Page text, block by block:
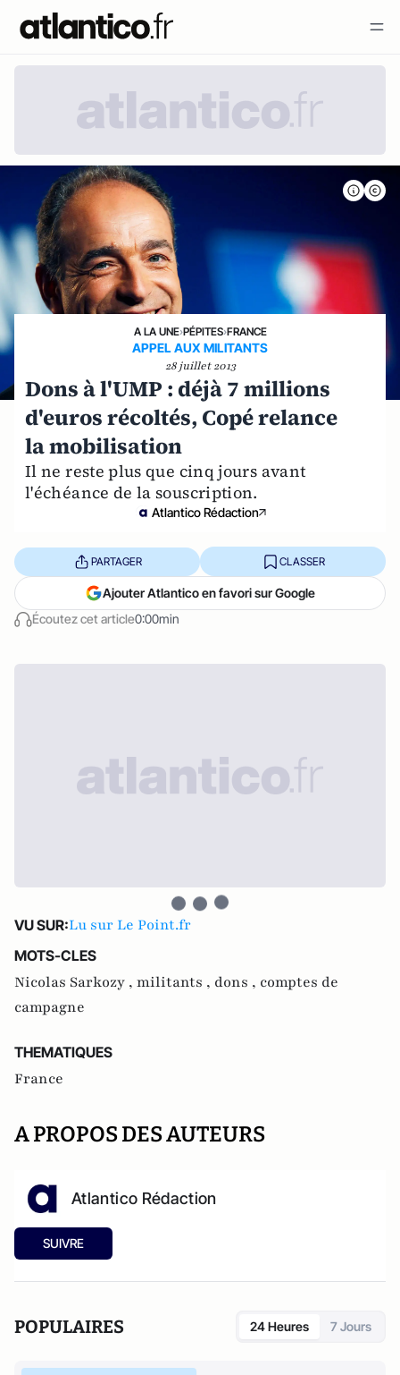
A LA UNE›PÉPITES›FRANCE
APPEL AUX MILITANTS
28 juillet 2013
Dons à l'UMP : déjà 7 millions
d'euros récoltés, Copé relance
la mobilisation
Il ne reste plus que cinq jours avant
l'échéance de la souscription.
Atlantico Rédaction
Écoutez cet article0:00min
PARTAGER CLASSER
Ajouter Atlantico en favori sur Google
VU SUR:Lu sur Le Point.fr
MOTS-CLES
Nicolas Sarkozy , militants , dons , comptes de
campagne
THEMATIQUES
France
A PROPOS DES AUTEURS
Atlantico Rédaction
SUIVRE
POPULAIRES 24 Heures 7 Jours